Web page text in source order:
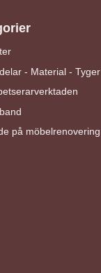
- Material - Tyger
på möbelrenovering